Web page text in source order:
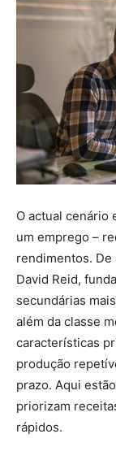
O actual cenário
um emprego –
rendimentos.
David Reid,
secundárias
além da classe
características
produção
prazo. Aqui
priorizam
rápidos.